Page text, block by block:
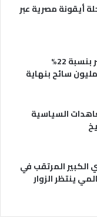
أيقونة مصرية عبر
زيادة السياحة في مصر بنسبة 22%
والتوقعات تشير لـ 18 مليون سائح بنهاية
السياسية
الكبير المرتقب في
ينتظر الزوار